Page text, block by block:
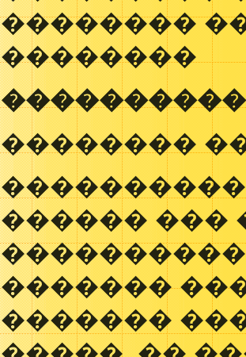
��������
��������
��������
������ ���
�������
�������